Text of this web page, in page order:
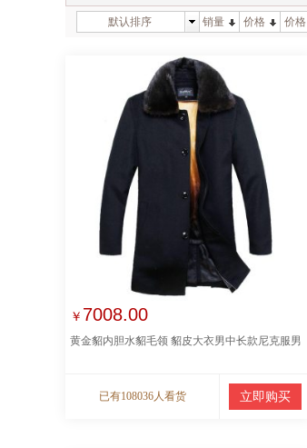
默认排序 销量 价格 价格
￥ 7008.00
黄金貂内胆水貂毛领 貂皮大衣男中长款尼克服男
已有108036人看货 立即购买